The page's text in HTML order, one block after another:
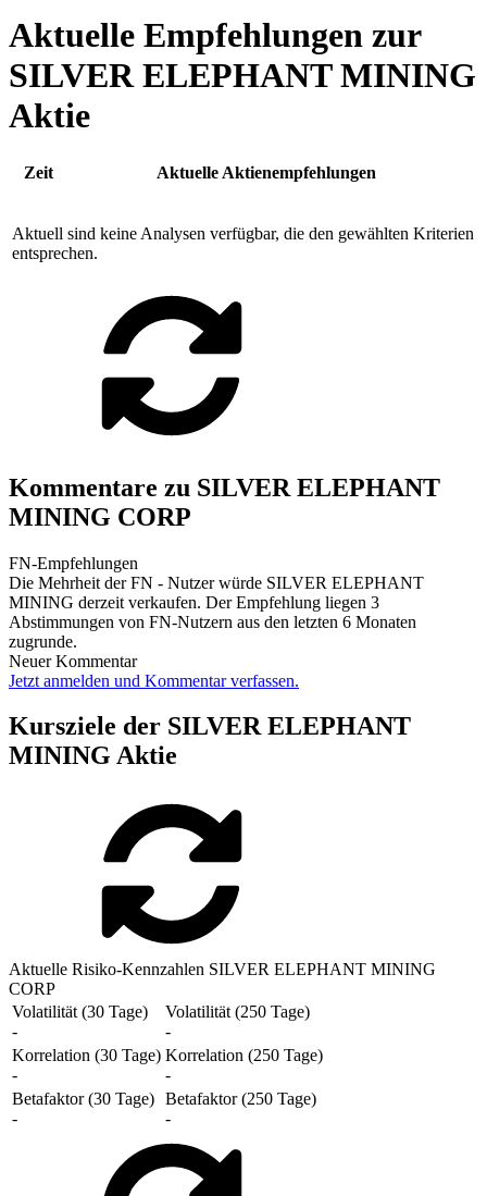
Aktuelle Empfehlungen zur
SILVER ELEPHANT MINING
Aktie
Zeit Aktuelle Aktienempfehlungen
Aktuell sind keine Analysen verfügbar, die den gewählten Kriterien
entsprechen.
Kommentare zu SILVER ELEPHANT
MINING CORP
FN-Empfehlungen
Die Mehrheit der FN - Nutzer würde SILVER ELEPHANT
MINING derzeit verkaufen. Der Empfehlung liegen 3
Abstimmungen von FN-Nutzern aus den letzten 6 Monaten
zugrunde.
Neuer Kommentar
Jetzt anmelden und Kommentar verfassen.
Kursziele der SILVER ELEPHANT
MINING Aktie
Aktuelle Risiko-Kennzahlen SILVER ELEPHANT MINING
CORP
Volatilität (30 Tage)
-
Volatilität (250 Tage)
-
Korrelation (30 Tage)
-
Korrelation (250 Tage)
-
Betafaktor (30 Tage)
-
Betafaktor (250 Tage)
-